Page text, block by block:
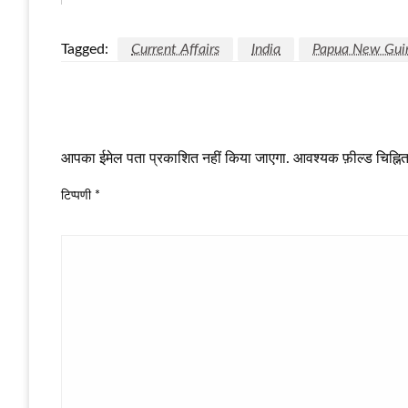
Tagged: Current Affairs India Papua New
आपका ईमेल पता प्रकाशित नहीं किया जाएगा. आवश्यक फ़ील्ड
टिप्पणी *